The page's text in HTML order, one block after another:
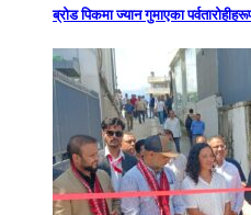
ब्रोड पिकमा ज्यान गुमाएका